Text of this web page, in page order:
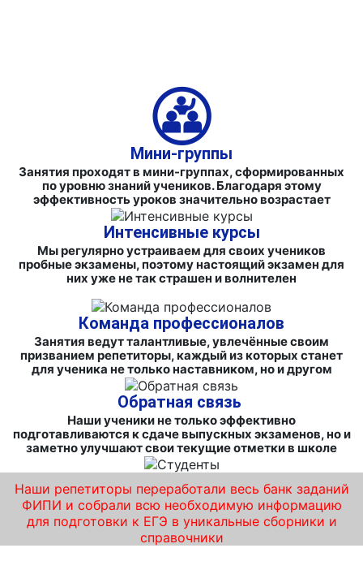
Мини-группы
Занятия проходят в мини-группах, сформированных
по уровню знаний учеников. Благодаря этому
эффективность уроков значительно возрастает
Интенсивные курсы
Мы регулярно устраиваем для своих учеников
пробные экзамены, поэтому настоящий экзамен для
них уже не так страшен и волнителен
Команда профессионалов
Занятия ведут талантливые, увлечённые своим
призванием репетиторы, каждый из которых станет
для ученика не только наставником, но и другом
Обратная связь
Наши ученики не только эффективно
подготавливаются к сдаче выпускных экзаменов, но и
заметно улучшают свои текущие отметки в школе
Наши репетиторы переработали весь банк заданий
ФИПИ и собрали всю необходимую информацию
для подготовки к ЕГЭ в уникальные сборники и
справочники